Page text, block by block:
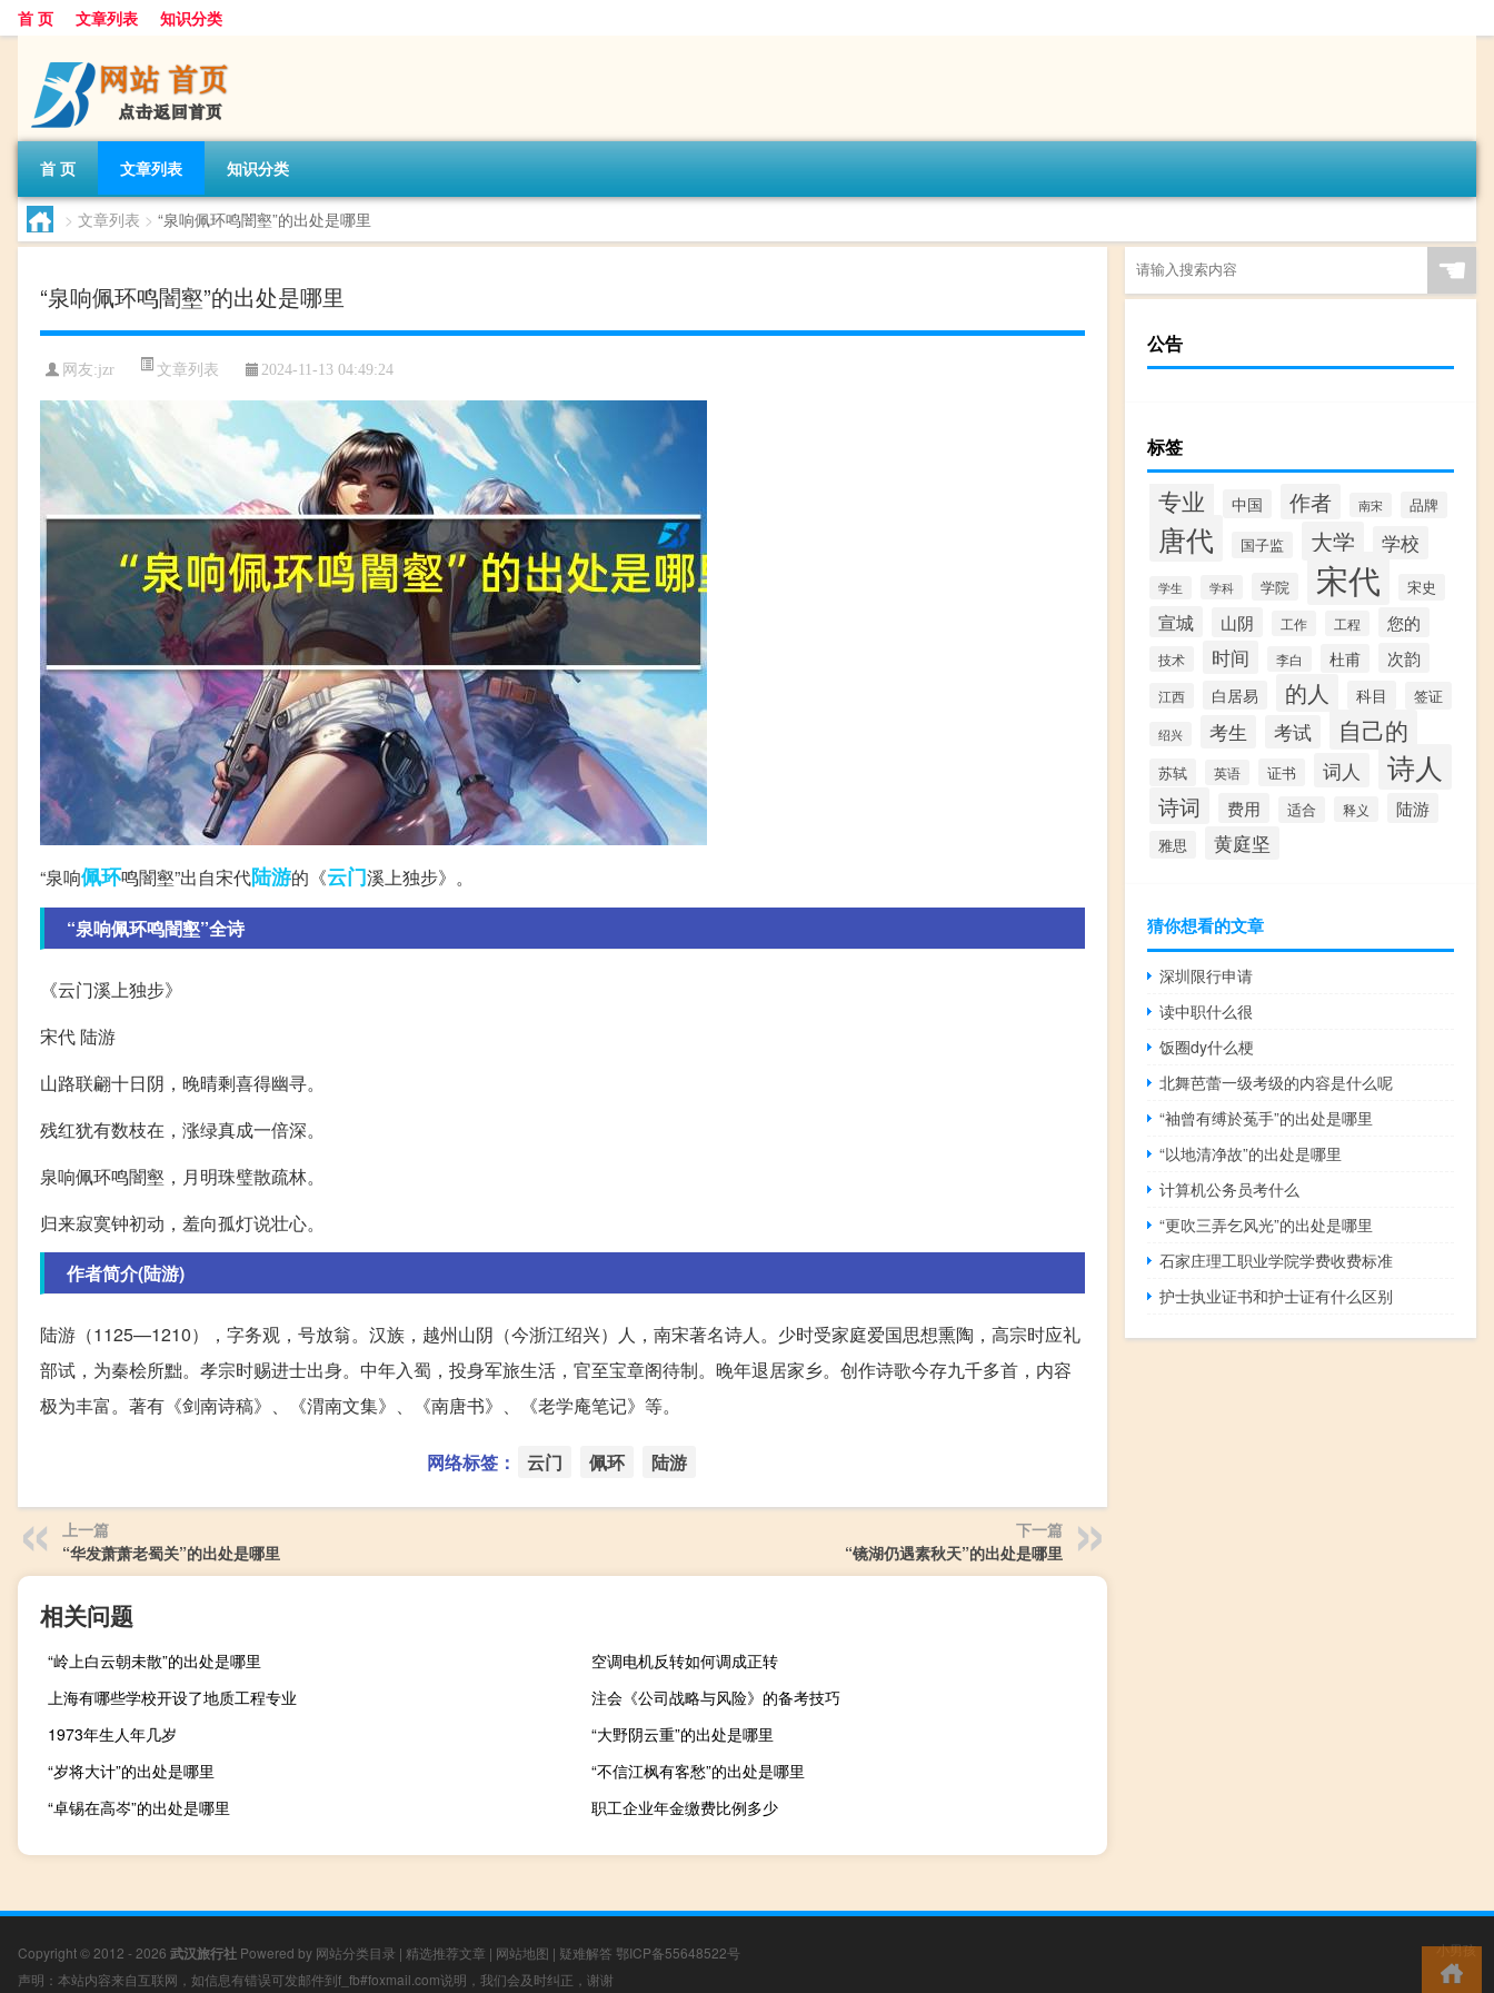
首 页 文章列表 知识分类
首 页 文章列表 知识分类
> 文章列表 > “泉响佩环鸣闇壑”的出处是哪里
“泉响佩环鸣闇壑”的出处是哪里
网友:jzr 文章列表 2024-11-13 04:49:24
“泉响佩环鸣闇壑”出自宋代陆游的《云门溪上独步》。
“泉响佩环鸣闇壑”全诗
《云门溪上独步》
宋代 陆游
山路联翩十日阴，晚晴剩喜得幽寻。
残红犹有数枝在，涨绿真成一倍深。
泉响佩环鸣闇壑，月明珠璧散疏林。
归来寂寞钟初动，羞向孤灯说壮心。
作者简介(陆游)
陆游（1125—1210），字务观，号放翁。汉族，越州山阴（今浙江绍兴）人，南宋著名诗人。少时受家庭爱国思想熏陶，高宗时应礼
部试，为秦桧所黜。孝宗时赐进士出身。中年入蜀，投身军旅生活，官至宝章阁待制。晚年退居家乡。创作诗歌今存九千多首，内容
极为丰富。著有《剑南诗稿》、《渭南文集》、《南唐书》、《老学庵笔记》等。
网络标签： 云门 佩环 陆游
上一篇
“华发萧萧老蜀关”的出处是哪里
下一篇
“镜湖仍遇素秋天”的出处是哪里
相关问题
“岭上白云朝未散”的出处是哪里
空调电机反转如何调成正转
上海有哪些学校开设了地质工程专业
注会《公司战略与风险》的备考技巧
1973年生人年几岁
“大野阴云重”的出处是哪里
“岁将大计”的出处是哪里
“不信江枫有客愁”的出处是哪里
“卓锡在高岑”的出处是哪里
职工企业年金缴费比例多少
☚
公告
标签
专业 中国 作者 南宋 品牌
唐代 国子监 大学 学校
学生 学科 学院 宋代 宋史
宣城 山阴 工作 工程 您的
技术 时间 李白 杜甫 次韵
江西 白居易 的人 科目 签证
绍兴 考生 考试 自己的
苏轼 英语 证书 词人 诗人
诗词 费用 适合 释义 陆游
雅思 黄庭坚
猜你想看的文章
深圳限行申请
读中职什么很
饭圈dy什么梗
北舞芭蕾一级考级的内容是什么呢
“袖曾有缚於菟手”的出处是哪里
“以地清净故”的出处是哪里
计算机公务员考什么
“更吹三弄乞风光”的出处是哪里
石家庄理工职业学院学费收费标准
护士执业证书和护士证有什么区别
Copyright © 2012 - 2026 武汉旅行社 Powered by 网站分类目录 | 精选推荐文章 | 网站地图 | 疑难解答 鄂ICP备55648522号
声明：本站内容来自互联网，如信息有错误可发邮件到f_fb#foxmail.com说明，我们会及时纠正，谢谢
小男孩